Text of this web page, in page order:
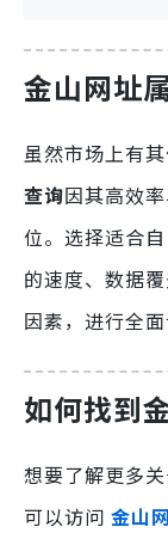
金山网址
虽然市场上有
查询因其高效
位。选择适合
的速度、数据
因素，进行全
如何找到
想要了解更多
可以访问 金山